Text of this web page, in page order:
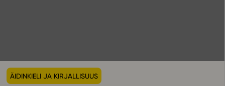
Yläkoulu
Lukio
ÄIDINKIELI JA KIRJALLISUUS